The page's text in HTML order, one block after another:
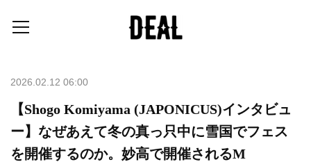
2026.02.12 06:00
【Shogo Komiyama (JAPONICUS)インタビュ
ー】なぜあえて冬の真っ只中に雪国でフェス
を開催するのか。妙高で開催されるM